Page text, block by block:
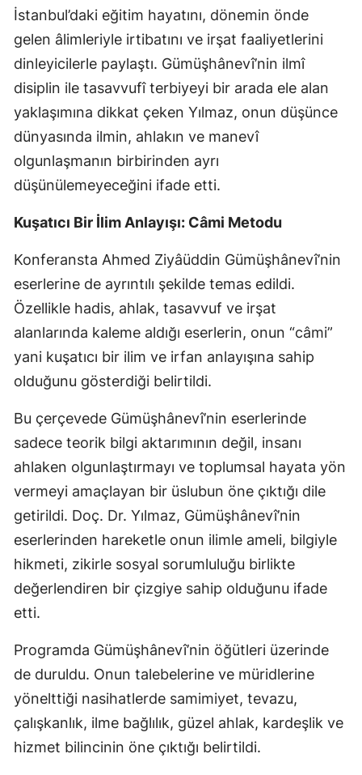
Rize
Sakarya
Samsun
Siirt
Sinop
Sivas
Trabzon
Tunceli
Şanlıurfa
Uşak
Van
Yozgat
Zonguldak
Aksaray
Bayburt
Karaman
Batman
Şırnak
Bartın
Ardahan
İstanbul’daki eğitim hayatını, dönemin önde
gelen âlimleriyle irtibatını ve irşat faaliyetlerini
dinleyicilerle paylaştı. Gümüşhânevî’nin ilmî
disiplin ile tasavvufî terbiyeyi bir arada ele alan
yaklaşımına dikkat çeken Yılmaz, onun düşünce
dünyasında ilmin, ahlakın ve manevî
olgunlaşmanın birbirinden ayrı
düşünülemeyeceğini ifade etti.
Kuşatıcı Bir İlim Anlayışı: Câmi Metodu
Konferansta Ahmed Ziyâüddin Gümüşhânevî’nin
eserlerine de ayrıntılı şekilde temas edildi.
Özellikle hadis, ahlak, tasavvuf ve irşat
alanlarında kaleme aldığı eserlerin, onun “câmi”
yani kuşatıcı bir ilim ve irfan anlayışına sahip
olduğunu gösterdiği belirtildi.
Bu çerçevede Gümüşhânevî’nin eserlerinde
sadece teorik bilgi aktarımının değil, insanı
ahlaken olgunlaştırmayı ve toplumsal hayata yön
vermeyi amaçlayan bir üslubun öne çıktığı dile
getirildi. Doç. Dr. Yılmaz, Gümüşhânevî’nin
eserlerinden hareketle onun ilimle ameli, bilgiyle
hikmeti, zikirle sosyal sorumluluğu birlikte
değerlendiren bir çizgiye sahip olduğunu ifade
etti.
Programda Gümüşhânevî’nin öğütleri üzerinde
de duruldu. Onun talebelerine ve müridlerine
yönelttiği nasihatlerde samimiyet, tevazu,
çalışkanlık, ilme bağlılık, güzel ahlak, kardeşlik ve
hizmet bilincinin öne çıktığı belirtildi.